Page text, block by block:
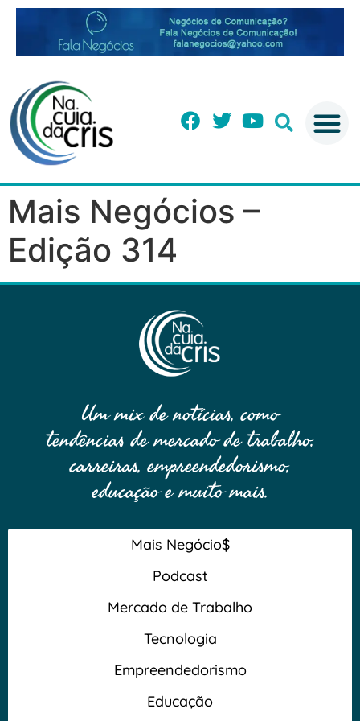
Mais Negócios –
Edição 314
Um mix de notícias, como
tendências de mercado de trabalho,
carreiras, empreendedorismo,
educação e muito mais.
Mais Negócio$
Podcast
Mercado de Trabalho
Tecnologia
Empreendedorismo
Educação